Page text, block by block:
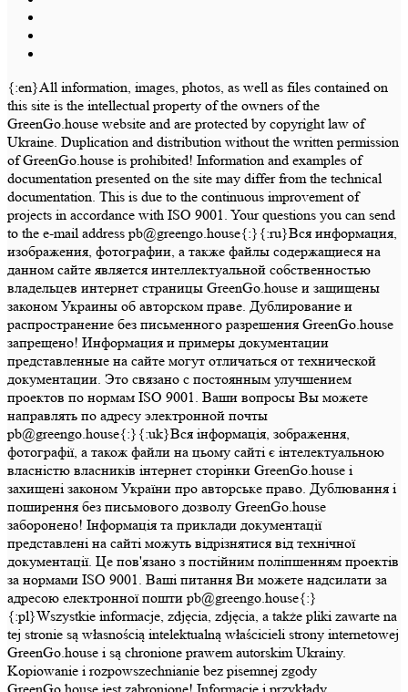
{:en}All information, images, photos, as well as files contained on
this site is the intellectual property of the owners of the
GreenGo.house website and are protected by copyright law of
Ukraine. Duplication and distribution without the written permission
of GreenGo.house is prohibited! Information and examples of
documentation presented on the site may differ from the technical
documentation. This is due to the continuous improvement of
projects in accordance with ISO 9001. Your questions you can send
to the e-mail address pb@greengo.house{:}{:ru}Вся информация,
изображения, фотографии, а также файлы содержащиеся на
данном сайте является интеллектуальной собственностью
владельцев интернет страницы GreenGo.house и защищены
законом Украины об авторском праве. Дублирование и
распространение без письменного разрешения GreenGo.house
запрещено! Информация и примеры документации
представленные на сайте могут отличаться от технической
документации. Это связано с постоянным улучшением
проектов по нормам ISO 9001. Ваши вопросы Вы можете
направлять по адресу электронной почты
pb@greengo.house{:}{:uk}Вся інформація, зображення,
фотографії, а також файли на цьому сайті є інтелектуальною
власністю власників інтернет сторінки GreenGo.house і
захищені законом України про авторське право. Дублювання і
поширення без письмового дозволу GreenGo.house
заборонено! Інформація та приклади документації
представлені на сайті можуть відрізнятися від технічної
документації. Це пов'язано з постійним поліпшенням проектів
за нормами ISO 9001. Ваші питання Ви можете надсилати за
адресою електронної пошти pb@greengo.house{:}
{:pl}Wszystkie informacje, zdjęcia, zdjęcia, a także pliki zawarte na
tej stronie są własnością intelektualną właścicieli strony internetowej
GreenGo.house i są chronione prawem autorskim Ukrainy.
Kopiowanie i rozpowszechnianie bez pisemnej zgody
GreenGo.house jest zabronione! Informacje i przykłady